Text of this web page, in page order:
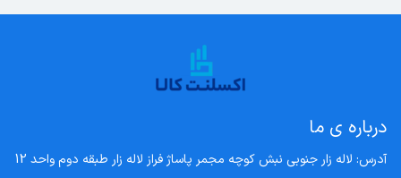
درباره ی ما
آدرس: لاله زار جنوبی نبش کوچه مجمر پاساژ فراز لاله زار طبقه دوم واحد 12